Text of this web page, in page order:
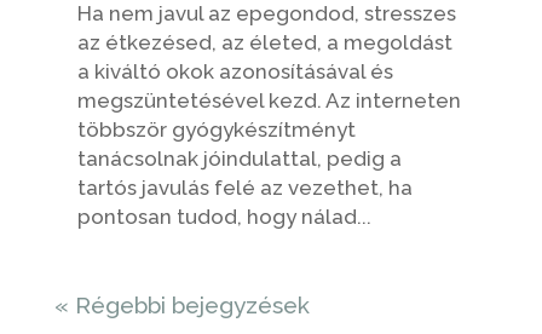
Ha nem javul az epegondod, stresszes
az étkezésed, az életed, a megoldást
a kiváltó okok azonosításával és
megszüntetésével kezd. Az interneten
többször gyógykészítményt
tanácsolnak jóindulattal, pedig a
tartós javulás felé az vezethet, ha
pontosan tudod, hogy nálad...
« Régebbi bejegyzések